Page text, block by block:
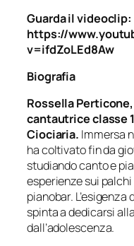
Guarda il videoclip:
https://
v=ifdZoLEd8Aw
Biografia
Rossella Perticone,
cantautrice classe
Ciociaria. Immersa
ha coltivato fin da
studiando canto e
esperienze sui
pianobar. L’esigenza
spinta a dedicarsi
dall’adolescenza.